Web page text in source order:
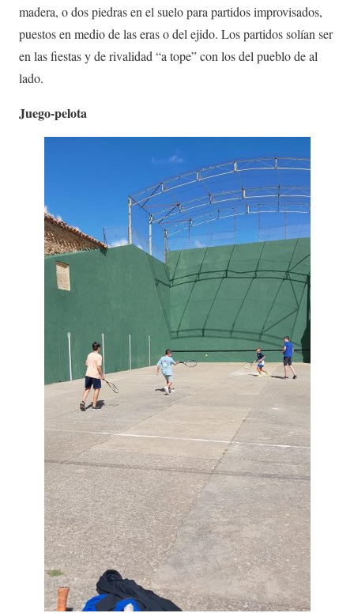
madera, o dos piedras en el suelo para partidos improvisados,
puestos en medio de las eras o del ejido. Los partidos solían ser
en las fiestas y de rivalidad “a tope” con los del pueblo de al
lado.
Juego-pelota